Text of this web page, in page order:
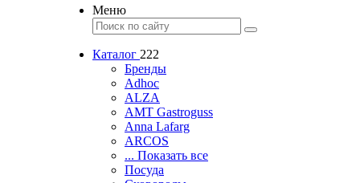
Меню
Каталог 222
Бренды
Adhoc
ALZA
AMT Gastroguss
Anna Lafarg
ARCOS
... Показать все
Посуда